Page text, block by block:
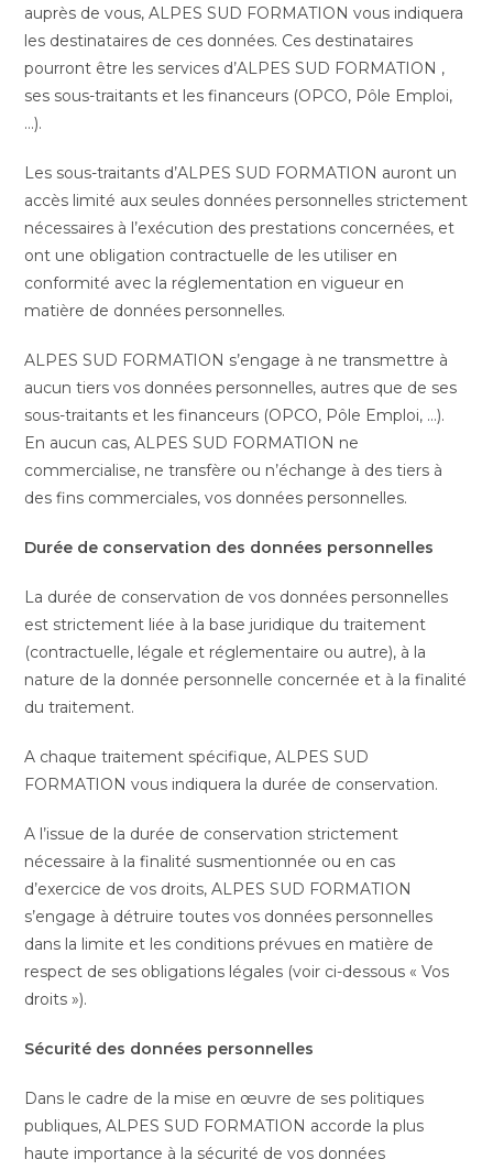
auprès de vous, ALPES SUD FORMATION vous indiquera
les destinataires de ces données. Ces destinataires
pourront être les services d’ALPES SUD FORMATION ,
ses sous-traitants et les financeurs (OPCO, Pôle Emploi,
…).
Les sous-traitants d’ALPES SUD FORMATION auront un
accès limité aux seules données personnelles strictement
nécessaires à l’exécution des prestations concernées, et
ont une obligation contractuelle de les utiliser en
conformité avec la réglementation en vigueur en
matière de données personnelles.
ALPES SUD FORMATION s’engage à ne transmettre à
aucun tiers vos données personnelles, autres que de ses
sous-traitants et les financeurs (OPCO, Pôle Emploi, …).
En aucun cas, ALPES SUD FORMATION ne
commercialise, ne transfère ou n’échange à des tiers à
des fins commerciales, vos données personnelles.
Durée de conservation des données personnelles
La durée de conservation de vos données personnelles
est strictement liée à la base juridique du traitement
(contractuelle, légale et réglementaire ou autre), à la
nature de la donnée personnelle concernée et à la finalité
du traitement.
A chaque traitement spécifique, ALPES SUD
FORMATION vous indiquera la durée de conservation.
A l’issue de la durée de conservation strictement
nécessaire à la finalité susmentionnée ou en cas
d’exercice de vos droits, ALPES SUD FORMATION
s’engage à détruire toutes vos données personnelles
dans la limite et les conditions prévues en matière de
respect de ses obligations légales (voir ci-dessous « Vos
droits »).
Sécurité des données personnelles
Dans le cadre de la mise en œuvre de ses politiques
publiques, ALPES SUD FORMATION accorde la plus
haute importance à la sécurité de vos données